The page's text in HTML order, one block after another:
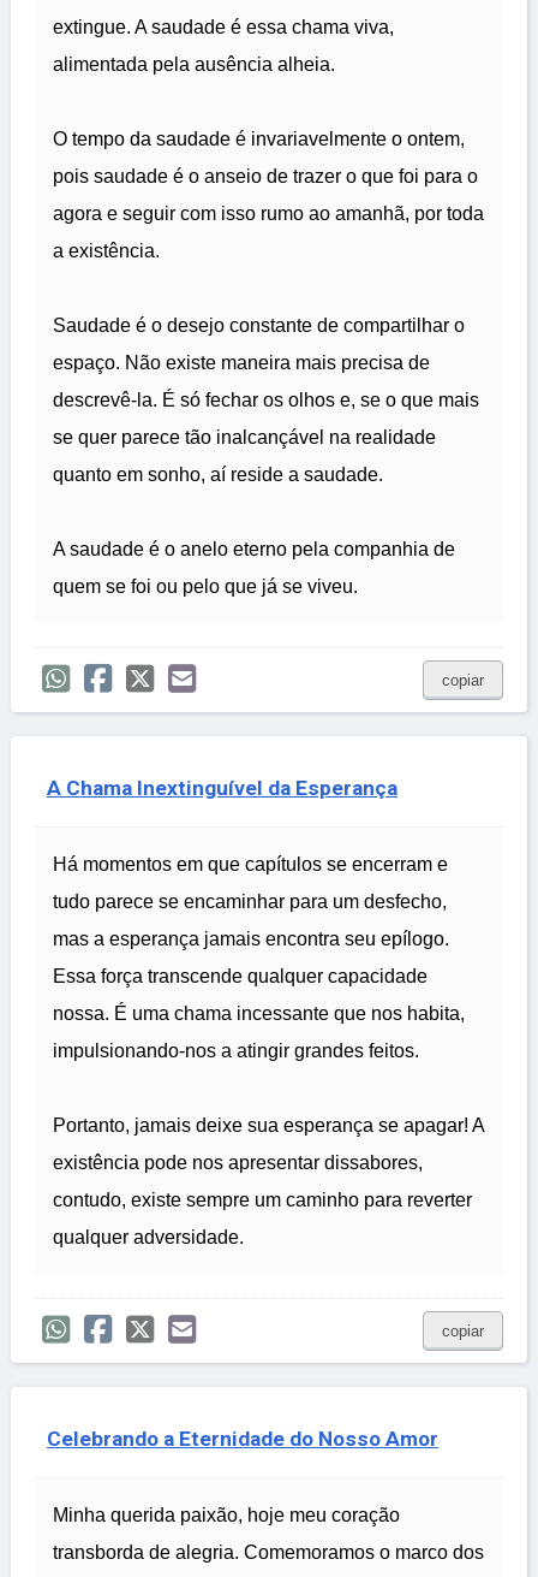
extingue. A saudade é essa chama viva,
alimentada pela ausência alheia.
O tempo da saudade é invariavelmente o ontem,
pois saudade é o anseio de trazer o que foi para o
agora e seguir com isso rumo ao amanhã, por toda
a existência.
Saudade é o desejo constante de compartilhar o
espaço. Não existe maneira mais precisa de
descrevê-la. É só fechar os olhos e, se o que mais
se quer parece tão inalcançável na realidade
quanto em sonho, aí reside a saudade.
A saudade é o anelo eterno pela companhia de
quem se foi ou pelo que já se viveu.
copiar
A Chama Inextinguível da Esperança
Há momentos em que capítulos se encerram e
tudo parece se encaminhar para um desfecho,
mas a esperança jamais encontra seu epílogo.
Essa força transcende qualquer capacidade
nossa. É uma chama incessante que nos habita,
impulsionando-nos a atingir grandes feitos.
Portanto, jamais deixe sua esperança se apagar! A
existência pode nos apresentar dissabores,
contudo, existe sempre um caminho para reverter
qualquer adversidade.
copiar
Celebrando a Eternidade do Nosso Amor
Minha querida paixão, hoje meu coração
transborda de alegria. Comemoramos o marco dos